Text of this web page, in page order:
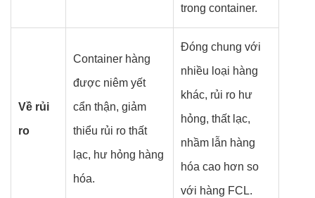
trong container.
Về rủi
ro
Container hàng
được niêm yết
cẩn thận, giảm
thiểu rủi ro thất
lạc, hư hỏng hàng
hóa.
Đóng chung với
nhiều loại hàng
khác, rủi ro hư
hỏng, thất lạc,
nhầm lẫn hàng
hóa cao hơn so
với hàng FCL.